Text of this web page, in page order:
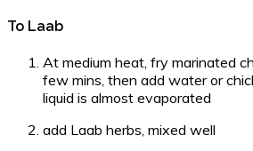
To Laab
At medium heat, fry marinated
few mins, then add water or
liquid is almost evaporated
add Laab herbs, mixed well